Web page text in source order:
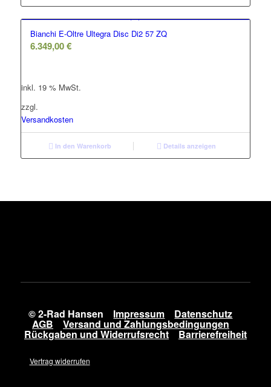
Bianchi E-Oltre Ultegra Disc Di2 57 ZQ
6.349,00€
inkl. 19 % MwSt.
zzgl.
Versandkosten
In den Warenkorb Details anzeigen
© 2-Rad Hansen Impressum Datenschutz
AGB Versand und Zahlungsbedingungen
Rückgaben und Widerrufsrecht Barrierefreiheit
Vertrag widerrufen